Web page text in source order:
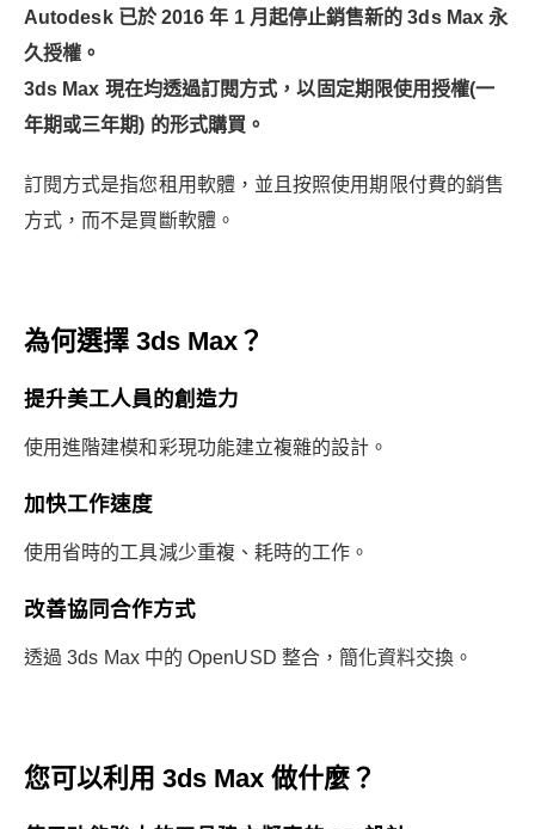
Autodesk 已於 2016 年 1 月起停止銷售新的 3ds Max 永
久授權。
3ds Max 現在均透過訂閱方式，以固定期限使用授權(一
年期或三年期) 的形式購買。
訂閱方式是指您租用軟體，並且按照使用期限付費的銷售
方式，而不是買斷軟體。
為何選擇 3ds Max？
提升美工人員的創造力
使用進階建模和彩現功能建立複雜的設計。
加快工作速度
使用省時的工具減少重複、耗時的工作。
改善協同合作方式
透過 3ds Max 中的 OpenUSD 整合，簡化資料交換。
您可以利用 3ds Max 做什麼？